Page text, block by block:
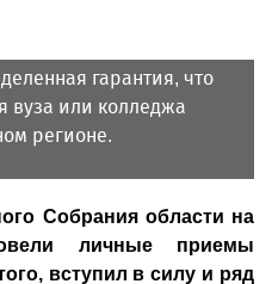
гарантия, что
вуза или колледжа
регионе.
Собрания области на
личные приемы
вступил в силу и ряд